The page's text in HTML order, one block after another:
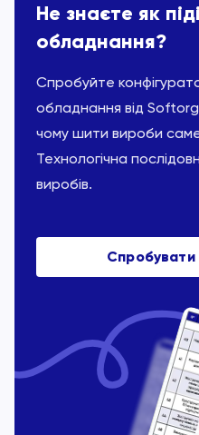
Не знаєте як
обладнання?
Спробуйте
обладнання від
чому шити вироби
Технологічна
виробів.
Спробувати